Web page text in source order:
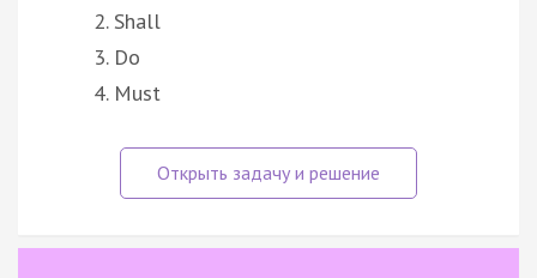
Shall
Do
Must